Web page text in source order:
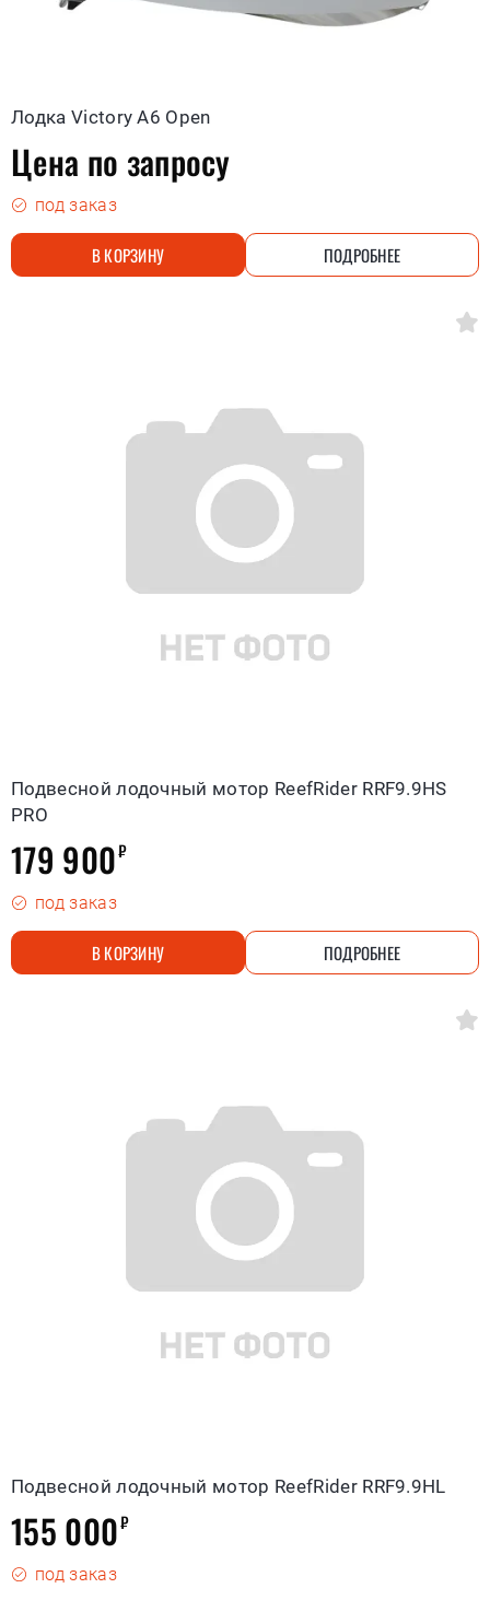
Лодка Victory A6 Open
Цена по запросу
под заказ
В КОРЗИНУ ПОДРОБНЕЕ
Подвесной лодочный мотор ReefRider RRF9.9HS
PRO
179 900₽
под заказ
В КОРЗИНУ ПОДРОБНЕЕ
Подвесной лодочный мотор ReefRider RRF9.9HL
155 000₽
под заказ